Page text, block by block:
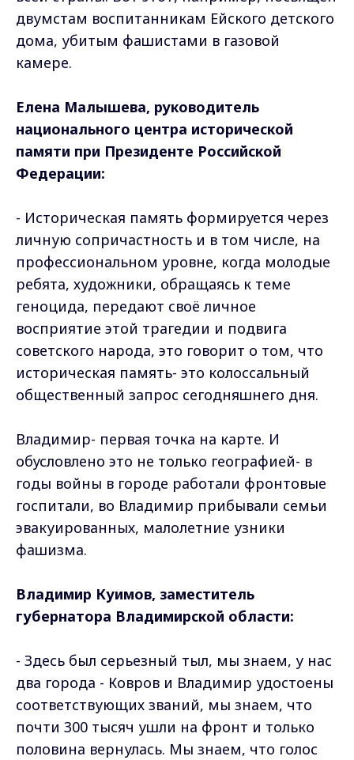
двумстам воспитанникам Ейского детского
дома, убитым фашистами в газовой
камере.
Елена Малышева, руководитель
национального центра исторической
памяти при Президенте Российской
Федерации:
- Историческая память формируется через
личную сопричастность и в том числе, на
профессиональном уровне, когда молодые
ребята, художники, обращаясь к теме
геноцида, передают своё личное
восприятие этой трагедии и подвига
советского народа, это говорит о том, что
историческая память- это колоссальный
общественный запрос сегодняшнего дня.
Владимир- первая точка на карте. И
обусловлено это не только географией- в
годы войны в городе работали фронтовые
госпитали, во Владимир прибывали семьи
эвакуированных, малолетние узники
фашизма.
Владимир Куимов, заместитель
губернатора Владимирской области:
- Здесь был серьезный тыл, мы знаем, у нас
два города - Ковров и Владимир удостоены
соответствующих званий, мы знаем, что
почти 300 тысяч ушли на фронт и только
половина вернулась. Мы знаем, что голос